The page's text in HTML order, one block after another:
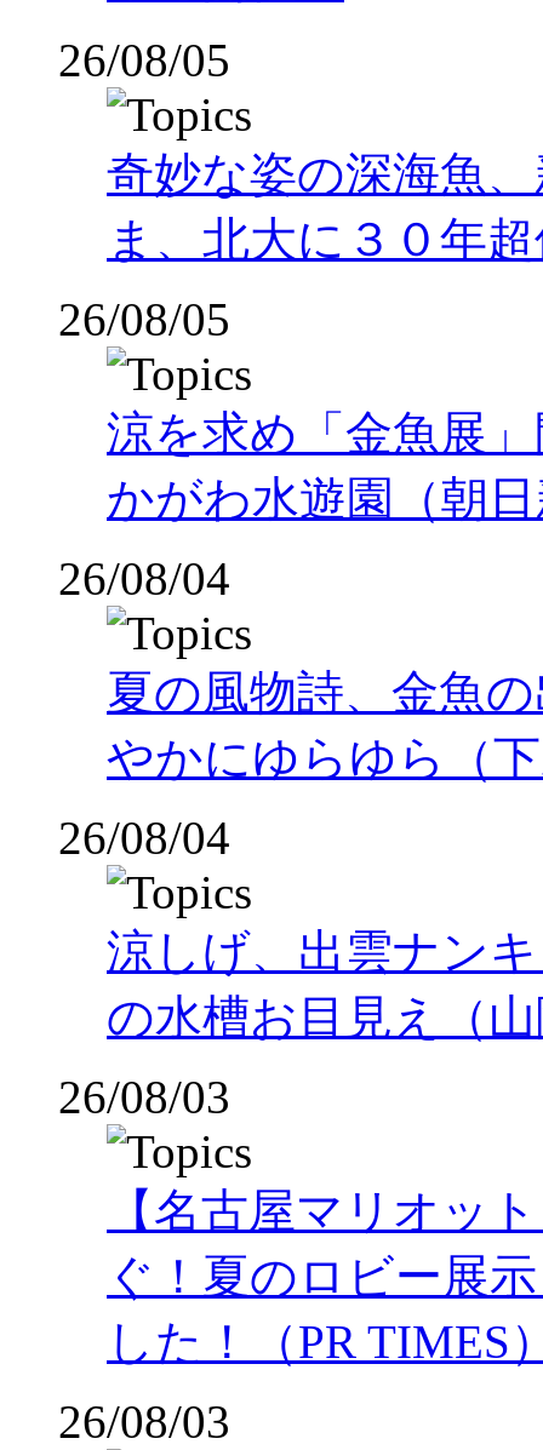
26/08/05
奇妙な姿の深海魚
ま、北大に３０年
26/08/05
涼を求め「金魚展
かがわ水遊園（朝
26/08/04
夏の風物詩、金魚
やかにゆらゆら（
26/08/04
涼しげ、出雲ナン
の水槽お目見え（
26/08/03
【名古屋マリオッ
ぐ！夏のロビー展
した！（PR TIMES
26/08/03